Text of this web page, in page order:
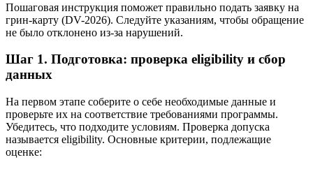
Пошаговая инструкция поможет правильно подать заявку на
грин-карту (DV-2026). Следуйте указаниям, чтобы обращение
не было отклонено из-за нарушений.
Шаг 1. Подготовка: проверка eligibility и сбор
данных
На первом этапе соберите о себе необходимые данные и
проверьте их на соответствие требованиями программы.
Убедитесь, что подходите условиям. Проверка допуска
называется eligibility. Основные критерии, подлежащие
оценке: